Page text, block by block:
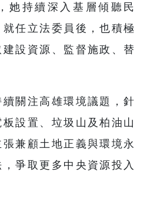
她持續深入基層傾聽民
任立法委員後，也積極
設資源、監督施政、替
關注高雄環境議題，針
設置、垃圾山及柏油山
兼顧土地正義與環境永
爭取更多中央資源投入